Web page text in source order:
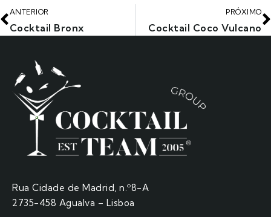
ANTERIOR
Cocktail Bronx
PRÓXIMO
Cocktail Coco Vulcano
Rua Cidade de Madrid, n.º8-A
2735-458 Agualva – Lisboa